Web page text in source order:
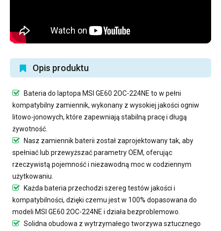
Opis produktu
Bateria do laptopa MSI GE60 2OC-224NE to w pełni
kompatybilny zamiennik, wykonany z wysokiej jakości ogniw
litowo-jonowych, które zapewniają stabilną pracę i długą
żywotność.
Nasz zamiennik baterii został zaprojektowany tak, aby
spełniać lub przewyższać parametry OEM, oferując
rzeczywistą pojemność i niezawodną moc w codziennym
użytkowaniu.
Każda bateria przechodzi szereg testów jakości i
kompatybilności, dzięki czemu jest w 100% dopasowana do
modeli MSI GE60 2OC-224NE i działa bezproblemowo.
Solidna obudowa z wytrzymałego tworzywa sztucznego